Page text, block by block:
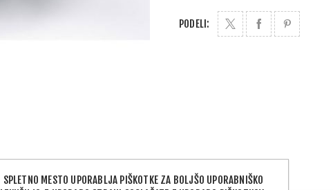
PODELI:
SPLETNO MESTO UPORABLJA PIŠKOTKE ZA BOLJŠO UPORABNIŠKO